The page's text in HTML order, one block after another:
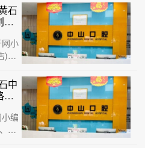
石
小
)、
中
表
编
黄